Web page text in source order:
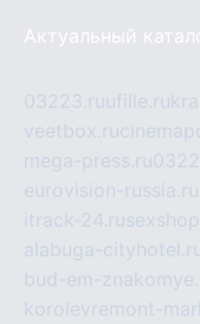
Актуальный
03223.ruufille.ru
veetbox.ru
mega-press.ru
eurovision-russia.ru
itrack-24.ru
alabuga-
bud-em-
korolevremont-